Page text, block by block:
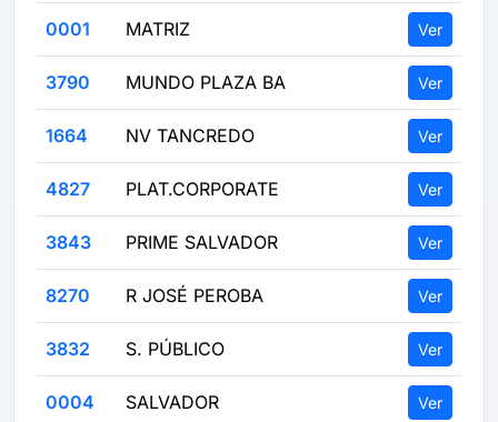
0001 MATRIZ Ver
3790 MUNDO PLAZA BA Ver
1664 NV TANCREDO Ver
4827 PLAT.CORPORATE Ver
3843 PRIME SALVADOR Ver
8270 R JOSÉ PEROBA Ver
3832 S. PÚBLICO Ver
0004 SALVADOR Ver